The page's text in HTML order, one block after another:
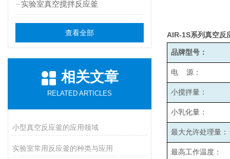
实验室真空搅拌反应釜
查看全部
相关文章
RELATED ARTICLES
小型真空反应釜的应用领域
实验室常用反应釜的种类与应用
AIR-1S系列真空反
品牌型号：
电 源：
小搅拌量：
小乳化量：
最大允许处理量：
最高工作温度：